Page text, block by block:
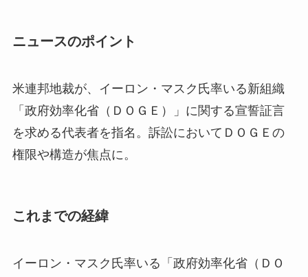
ニュースのポイント
米連邦地裁が、イーロン・マスク氏率いる新組織
「政府効率化省（ＤＯＧＥ）」に関する宣誓証言
を求める代表者を指名。訴訟においてＤＯＧＥの
権限や構造が焦点に。
これまでの経緯
イーロン・マスク氏率いる「政府効率化省（ＤＯ